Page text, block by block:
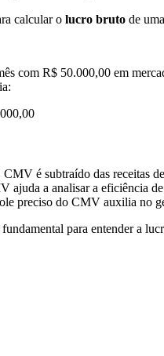
calcular o lucro bruto de
com R$ 50.000,00 em
CMV é subtraído das receitas
ajuda a analisar a eficiência
preciso do CMV auxilia no
para entender a